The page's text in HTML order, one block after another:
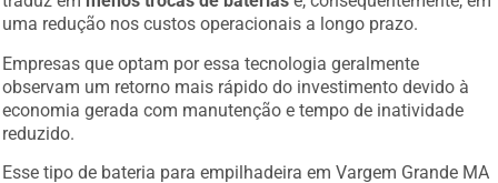
uma redução nos custos operacionais a longo prazo.
Empresas que optam por essa tecnologia geralmente
observam um retorno mais rápido do investimento devido à
economia gerada com manutenção e tempo de inatividade
reduzido.
Esse tipo de bateria para empilhadeira em Vargem Grande MA